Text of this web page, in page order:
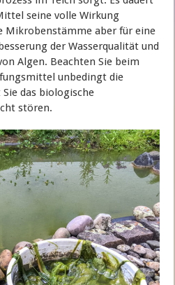
seine volle Wirkung
Mikrobenstämme aber für eine
der Wasserqualität und
Algen. Beachten Sie beim
unbedingt die
das biologische
stören.